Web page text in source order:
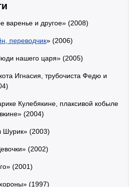
варенье и другое» (2008)
переводчик» (2006)
нашего царя» (2005)
Игнасия, трубочиста Федю и
Кулебякине, плаксивой кобыле
(2004)
Шурик» (2003)
(2002)
(2001)
(1997)